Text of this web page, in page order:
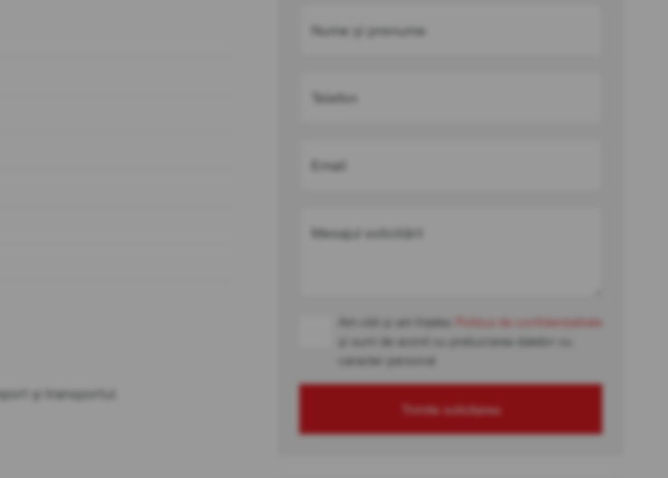
și transportul.
Nume și prenume
Telefon
Email
Mesajul solicitării
Am citit și am înțeles
Politica de confidențialitate
și sunt de acord cu prelucrarea datelor cu
caracter personal
Trimite solicitarea